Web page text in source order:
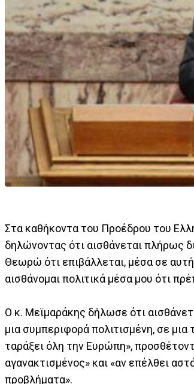
Στα καθήκοντα του Προέδρου του
δηλώνοντας ότι αισθάνεται πλήρως
Θεωρώ ότι επιβάλλεται, μέσα σε
αισθάνομαι πολιτικά μέσα μου ότι
Ο κ. Μεϊμαράκης δήλωσε ότι
μια συμπεριφορά πολιτισμένη, σε
ταράξει όλη την Ευρώπη»,
αγανακτισμένος» και «αν επέλθει
προβλήματα».